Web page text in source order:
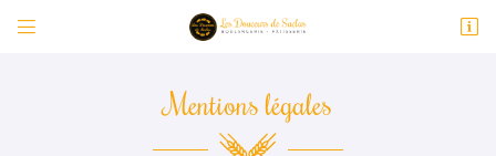
 
Vous pouvez nous contacter aux numéro suivant
:
Mentions légales